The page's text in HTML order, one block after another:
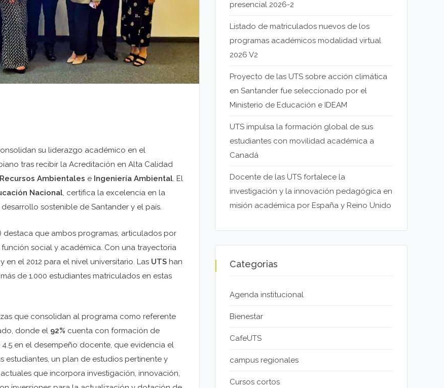
su liderazgo académico en el
tras recibir la Acreditación en Alta Calidad
Ambientales e Ingeniería Ambiental. El
Nacional, certifica la excelencia en la
sostenible de Santander y el país.
) destaca que ambos programas, articulados por
social y académica. Con una trayectoria
el 2012 para el nivel universitario. Las UTS han
de 1.000 estudiantes matriculados en estas
que consolidan al programa como referente
donde el 92% cuenta con formación de
en el desempeño docente, que evidencia el
estudiantes, un plan de estudios pertinente y
que incorpora investigación, innovación,
presencial 2026-2
Listado de matriculados nuevos de los
programas académicos modalidad virtual
2026 V2
Proyecto de las UTS sobre acción climática
en Santander fue seleccionado por el
Ministerio de Educación e IDEAM
UTS impulsa la formación global de sus
estudiantes con movilidad académica a
Canadá
Docente de las UTS fortalece la
investigación y la innovación pedagógica en
misión académica por España y Reino Unido
Categorias
Agenda institucional
Bienestar
CafeUTS
campus regionales
Cursos cortos